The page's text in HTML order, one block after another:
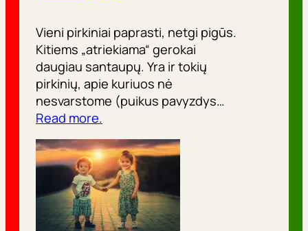
Vieni pirkiniai paprasti, netgi pigūs.
Kitiems „atriekiama“ gerokai
daugiau santaupų. Yra ir tokių
pirkinių, apie kuriuos nė
nesvarstome (puikus pavyzdys…
Read more.